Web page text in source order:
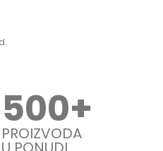
500+
PROIZVODA